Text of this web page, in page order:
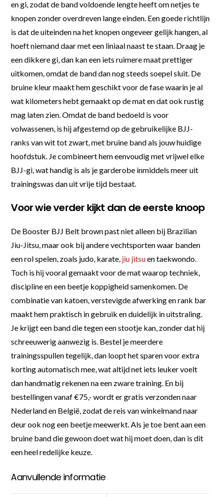
en gi, zodat de band voldoende lengte heeft om netjes te
knopen zonder overdreven lange einden. Een goede richtlijn
is dat de uiteinden na het knopen ongeveer gelijk hangen, al
hoeft niemand daar met een liniaal naast te staan. Draag je
een dikkere gi, dan kan een iets ruimere maat prettiger
uitkomen, omdat de band dan nog steeds soepel sluit. De
bruine kleur maakt hem geschikt voor de fase waarin je al
wat kilometers hebt gemaakt op de mat en dat ook rustig
mag laten zien. Omdat de band bedoeld is voor
volwassenen, is hij afgestemd op de gebruikelijke BJJ-
ranks van wit tot zwart, met bruine band als jouw huidige
hoofdstuk. Je combineert hem eenvoudig met vrijwel elke
BJJ-gi, wat handig is als je garderobe inmiddels meer uit
trainingswas dan uit vrije tijd bestaat.
Voor wie verder kijkt dan de eerste knoop
De Booster BJJ Belt brown past niet alleen bij Brazilian
Jiu-Jitsu, maar ook bij andere vechtsporten waar banden
een rol spelen, zoals judo, karate, jiu jitsuen taekwondo.
Toch is hij vooral gemaakt voor de mat waarop techniek,
discipline en een beetje koppigheid samenkomen. De
combinatie van katoen, verstevigde afwerking en rank bar
maakt hem praktisch in gebruik en duidelijk in uitstraling.
Je krijgt een band die tegen een stootje kan, zonder dat hij
schreeuwerig aanwezig is. Bestel je meerdere
trainingsspullen tegelijk, dan loopt het sparen voor extra
korting automatisch mee, wat altijd net iets leuker voelt
dan handmatig rekenen na een zware training. En bij
bestellingen vanaf €75,- wordt er gratis verzonden naar
Nederland en België, zodat de reis van winkelmand naar
deur ook nog een beetje meewerkt. Als je toe bent aan een
bruine band die gewoon doet wat hij moet doen, dan is dit
een heel redelijke keuze.
Aanvullende informatie